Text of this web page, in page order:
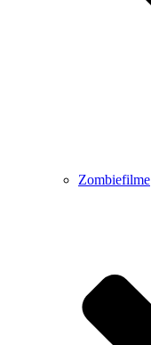
Zombiefilme